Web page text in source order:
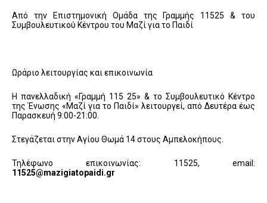
Από την Επιστημονική Ομάδα της Γραμμής 11525 & του
Συμβουλευτικού Κέντρου του Μαζί για το Παιδί
Ωράριο λειτουργίας και επικοινωνία
Η πανελλαδική «Γραμμή 115 25» & το Συμβουλευτικό Κέντρο
της Ένωσης «Μαζί για το Παιδί» λειτουργεί, από Δευτέρα έως
Παρασκευή 9:00-21:00.
Στεγάζεται στην Αγίου Θωμά 14 στους Αμπελοκήπους.
Τηλέφωνο επικοινωνίας: 11525, email:
11525@mazigiatopaidi.gr